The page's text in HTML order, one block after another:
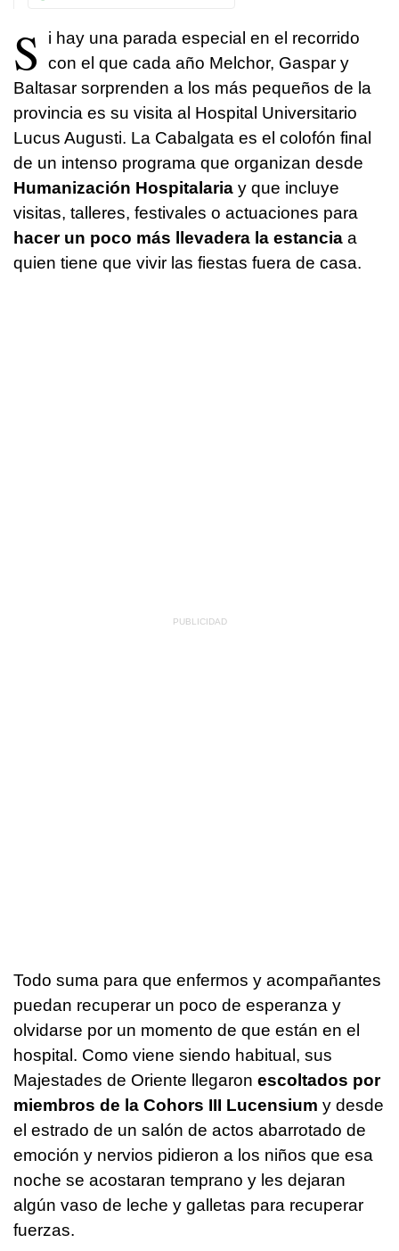
S
i hay una parada especial en el recorrido
con el que cada año Melchor, Gaspar y
Baltasar sorprenden a los más pequeños de la
provincia es su visita al Hospital Universitario
Lucus Augusti. La Cabalgata es el colofón final
de un intenso programa que organizan desde
Humanización Hospitalaria y que incluye
visitas, talleres, festivales o actuaciones para
hacer un poco más llevadera la estancia a
quien tiene que vivir las fiestas fuera de casa.
Todo suma para que enfermos y acompañantes
puedan recuperar un poco de esperanza y
olvidarse por un momento de que están en el
hospital. Como viene siendo habitual, sus
Majestades de Oriente llegaron escoltados por
miembros de la Cohors III Lucensium y desde
el estrado de un salón de actos abarrotado de
emoción y nervios pidieron a los niños que esa
noche se acostaran temprano y les dejaran
algún vaso de leche y galletas para recuperar
fuerzas.